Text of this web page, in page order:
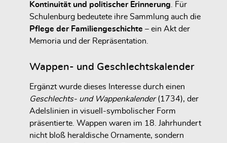
Kontinuität und politischer Erinnerung. Für
Schulenburg bedeutete ihre Sammlung auch die
Pflege der Familiengeschichte – ein Akt der
Memoria und der Repräsentation.
Wappen- und Geschlechtskalender
Ergänzt wurde dieses Interesse durch einen
Geschlechts- und Wappenkalender(1734), der
Adelslinien in visuell-symbolischer Form
präsentierte. Wappen waren im 18. Jahrhundert
nicht bloß heraldische Ornamente, sondern